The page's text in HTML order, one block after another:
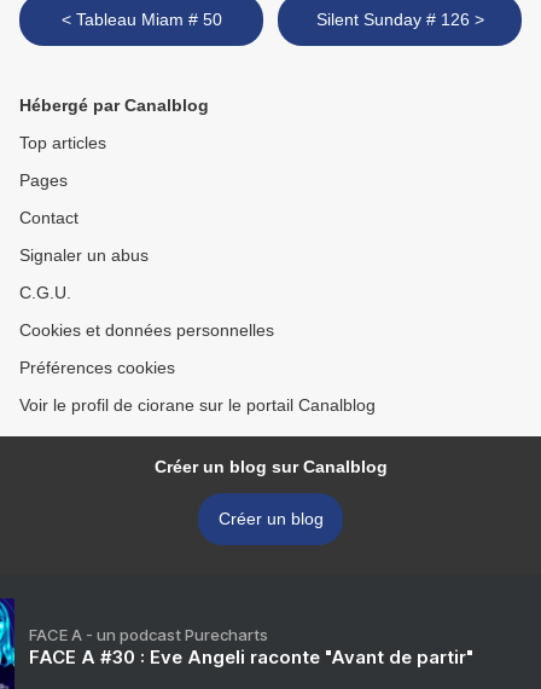
< Tableau Miam # 50 Silent Sunday # 126 >
Hébergé par Canalblog
Top articles
Pages
Contact
Signaler un abus
C.G.U.
Cookies et données personnelles
Préférences cookies
Voir le profil de ciorane sur le portail Canalblog
Créer un blog sur Canalblog
Créer un blog
FACE A - un podcast Purecharts
FACE A #30 : Eve Angeli raconte "Avant de partir"